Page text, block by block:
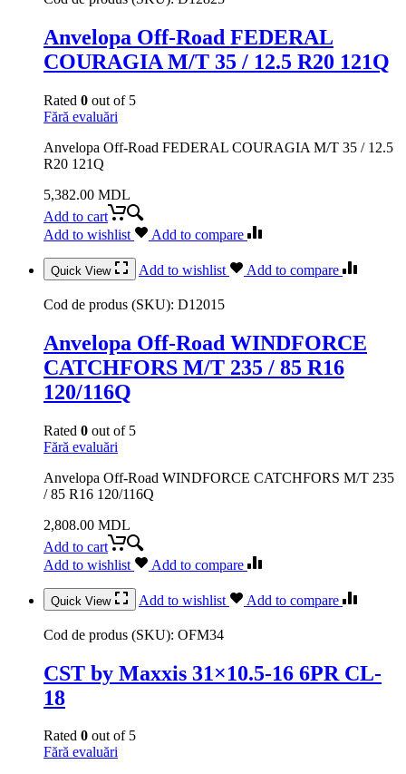
Anvelopa Off-Road FEDERAL
COURAGIA M/T 35 / 12.5 R20 121Q
Rated 0 out of 5
Fără evaluări
Anvelopa Off-Road FEDERAL COURAGIA M/T 35 / 12.5
R20 121Q
5,382.00 MDL
Add to cart
Add to wishlist
Add to compare
Quick View Add to wishlist Add to compare
Cod de produs (SKU): D12015
Anvelopa Off-Road WINDFORCE
CATCHFORS M/T 235 / 85 R16
120/116Q
Rated 0 out of 5
Fără evaluări
Anvelopa Off-Road WINDFORCE CATCHFORS M/T 235
/ 85 R16 120/116Q
2,808.00 MDL
Add to cart
Add to wishlist
Add to compare
Quick View Add to wishlist Add to compare
Cod de produs (SKU): OFM34
CST by Maxxis 31×10.5-16 6PR CL-
18
Rated 0 out of 5
Fără evaluări